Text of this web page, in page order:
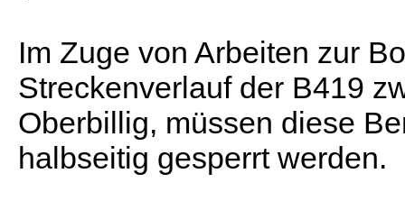
Im Zuge von Arbeiten zur
Streckenverlauf der B419
Oberbillig, müssen diese
halbseitig gesperrt werden.